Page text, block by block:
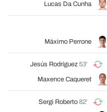
Lucas Da Cunha
Máximo Perrone
Jesús Rodríguez 53'
Maxence Caqueret
Sergi Roberto 82'